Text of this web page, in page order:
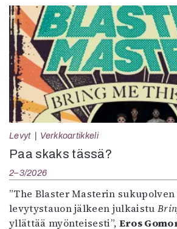
Levyt Verkkoartikkeli
Paa skaks tässä?
2–3/2026
”The Blaster Masterin
levytystauon jälkeen julkaistu
yllättää myönteisesti”, Eros